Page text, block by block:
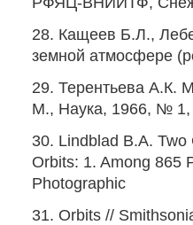
28. Кащеев Б.Л.,
земной атмосфере
29. Терентьева А.К.
М., Наука, 1966, № 1,
30. Lindblad В.А. Two
Orbits: 1. Among 865
Photographic
31. Orbits //